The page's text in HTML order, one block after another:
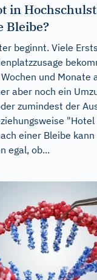
in
Bleibe?
beginnt. Viele
und Monate
aber noch ein
zumindest der
"Hotel
einer Bleibe
egal, ob...